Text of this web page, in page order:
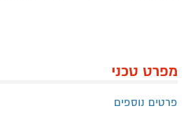
מפרט טכני
פרטים נוספים